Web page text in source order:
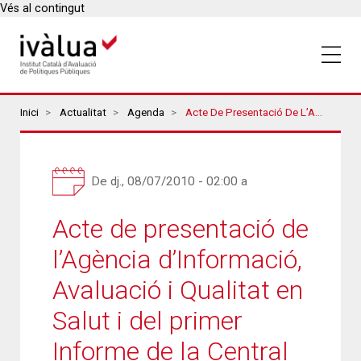
Vés al contingut
Breadcrumbs
Inici Actualitat Agenda Acte De Presentació De L’Agència D’Informació, Avaluació I Qualitat En Salut I Del Primer Informe De La Central De Resultats
De dj., 08/07/2010 - 02:00 a
Acte de presentació de
l’Agència d’Informació,
Avaluació i Qualitat en
Salut i del primer
Informe de la Central